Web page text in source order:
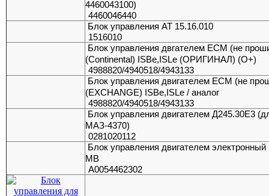
4460043100)
4460046440
Блок управления АТ 15.16.010
1516010
Блок управления двгателем ECM (не
(Continental) ISBe,ISLe (ОРИГИНАЛ) (O+)
4988820/4940518/4943133
Блок управления двигателем ECM (не
(EXCHANGE) ISBe,ISLe / аналог
4988820/4940518/4943133
Блок управления двигателем Д245.30Е3
МАЗ-4370)
0281020112
Блок управления двигателем электронный
MB
А0054462302